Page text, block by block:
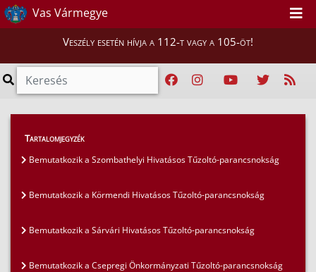
Vas Vármegye
Veszély esetén hívja a 112-t vagy a 105-öt!
Híreink > Mi vigyázunk rátok, Vasiak!
Bemutatkozik a Körmendi Hivatásos Tűzoltó-
Tartalomjegyzék
Bemutatkozik a Szombathelyi Hivatásos Tűzoltó-parancsnokság
Bemutatkozik a Körmendi Hivatásos Tűzoltó-parancsnokság
Bemutatkozik a Sárvári Hivatásos Tűzoltó-parancsnokság
Bemutatkozik a Csepregi Önkormányzati Tűzoltó-parancsnokság